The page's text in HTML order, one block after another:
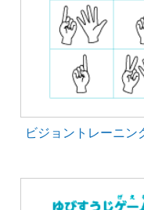
ビジョントレーニン